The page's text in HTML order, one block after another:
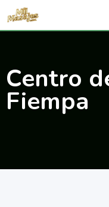
Saltar
Centro
Fiempa